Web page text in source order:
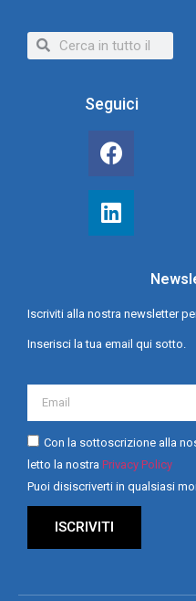
Seguici
Iscriviti alla nostra newsletter
Inserisci la tua email qui sotto.
Con la sottoscrizione alla
letto la nostra Privacy Policy
Puoi disiscriverti in qualsiasi
ISCRIVITI